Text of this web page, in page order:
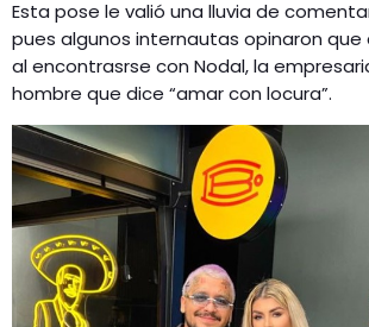
Esta pose le valió una lluvia de
pues algunos internautas opinaron
al encontrasrse con Nodal, la
hombre que dice “amar con locura”.